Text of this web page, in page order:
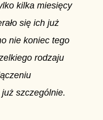
kilka miesięcy
się ich już
nie koniec tego
rodzaju
szczególnie.